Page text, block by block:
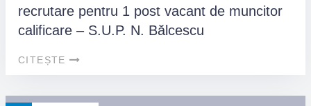
recrutare pentru 1 post vacant de muncitor
calificare – S.U.P. N. Bălcescu
CITEȘTE